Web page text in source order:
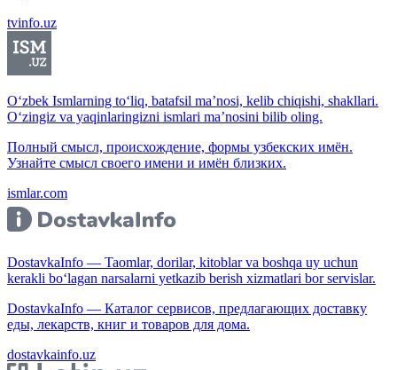
tvinfo.uz
O‘zbek Ismlarning to‘liq, batafsil ma’nosi, kelib chiqishi, shakllari.
O‘zingiz va yaqinlaringizni ismlari ma’nosini bilib oling.
Полный смысл, происхождение, формы узбекских имён.
Узнайте смысл своего имени и имён близких.
ismlar.com
DostavkaInfo — Taomlar, dorilar, kitoblar va boshqa uy uchun
kerakli bo‘lagan narsalarni yetkazib berish xizmatlari bor servislar.
DostavkaInfo — Каталог сервисов, предлагающих доставку
еды, лекарств, книг и товаров для дома.
dostavkainfo.uz